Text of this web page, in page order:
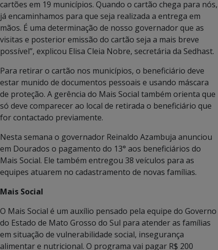
cartões em 19 municípios. Quando o cartão chega para nós,
já encaminhamos para que seja realizada a entrega em
mãos. É uma determinação de nosso governador que as
visitas e posterior emissão do cartão seja a mais breve
possível”, explicou Elisa Cleia Nobre, secretária da Sedhast.
Para retirar o cartão nos municípios, o beneficiário deve
estar munido de documentos pessoais e usando máscara
de proteção. A gerência do Mais Social também orienta que
só deve comparecer ao local de retirada o beneficiário que
for contactado previamente.
Nesta semana o governador Reinaldo Azambuja anunciou
em Dourados o pagamento do 13° aos beneficiários do
Mais Social. Ele também entregou 38 veículos para as
equipes atuarem no cadastramento de novas famílias.
Mais Social
O Mais Social é um auxílio pensado pela equipe do Governo
do Estado de Mato Grosso do Sul para atender as famílias
em situação de vulnerabilidade social, insegurança
alimentar e nutricional. O programa vai pagar R$ 200